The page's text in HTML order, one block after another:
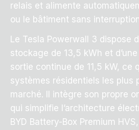
relais et alimente
ou le bâtiment sans
Le Tesla Powerwall 3 dispose
stockage de 13,5 kWh et
sortie continue de 11,5 kW, ce
systèmes résidentiels les plus
marché. Il intègre son propre
qui simplifie l’architecture
BYD Battery-Box Premium